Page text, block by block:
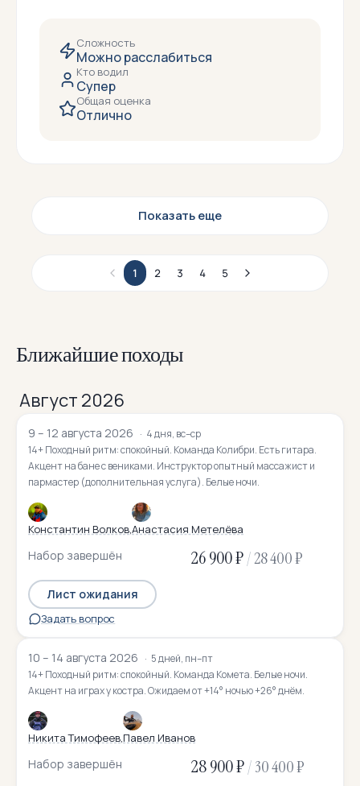
Сложность
Можно расслабиться
Кто водил
Супер
Общая оценка
Отлично
Показать еще
1 2 3 4 5
Ближайшие походы
Август 2026
9 – 12 августа 2026
4 дня, вс–ср
14+ Походный ритм: спокойный. Команда Колибри. Есть гитара.
Акцент на бане с вениками. Инструктор опытный массажист и
пармастер (дополнительная услуга). Белые ночи.
Константин ВолковАнастасия Метелёва
Набор завершён 26 900 ₽/28 400 ₽
Лист ожидания
Задать вопрос
10 – 14 августа 2026
5 дней, пн–пт
14+ Походный ритм: спокойный. Команда Комета. Белые ночи.
Акцент на играх у костра. Ожидаем от +14° ночью +26° днём.
Никита Тимофеев Павел Иванов
Набор завершён 28 900 ₽/30 400 ₽